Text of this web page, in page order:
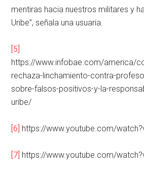
mentiras hacia nuestros militares y
Uribe”, señala una usuaria.
[5]
https://www.infobae.com/america/
rechaza-linchamiento-contra-
sobre-falsos-positivos-y-la-
uribe/
[6] https://www.youtube.com/
[7] https://www.youtube.com/